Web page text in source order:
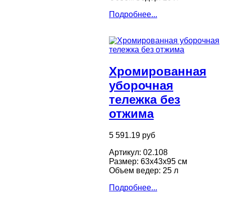
Подробнее...
Хромированная
уборочная
тележка без
отжима
5 591.19 руб
Артикул: 02.108
Размер: 63х43х95 см
Объем ведер: 25 л
Подробнее...